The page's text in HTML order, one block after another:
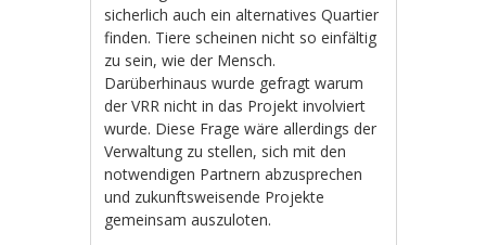
sicherlich auch ein alternatives Quartier
finden. Tiere scheinen nicht so einfältig
zu sein, wie der Mensch.
Darüberhinaus wurde gefragt warum
der VRR nicht in das Projekt involviert
wurde. Diese Frage wäre allerdings der
Verwaltung zu stellen, sich mit den
notwendigen Partnern abzusprechen
und zukunftsweisende Projekte
gemeinsam auszuloten.